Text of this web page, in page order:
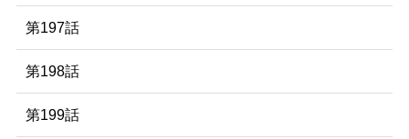
第197話
第198話
第199話